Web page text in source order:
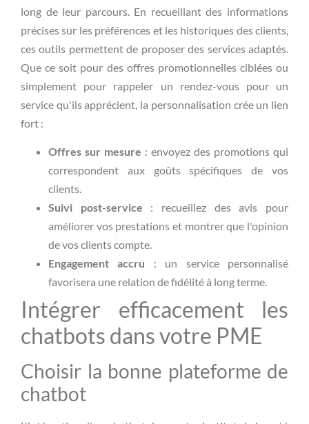
long de leur parcours. En recueillant des informations
précises sur les préférences et les historiques des clients,
ces outils permettent de proposer des services adaptés.
Que ce soit pour des offres promotionnelles ciblées ou
simplement pour rappeler un rendez-vous pour un
service qu'ils apprécient, la personnalisation crée un lien
fort :
Offres sur mesure : envoyez des promotions qui
correspondent aux goûts spécifiques de vos
clients.
Suivi post-service : recueillez des avis pour
améliorer vos prestations et montrer que l'opinion
de vos clients compte.
Engagement accru : un service personnalisé
favorisera une relation de fidélité à long terme.
Intégrer efficacement les
chatbots dans votre PME
Choisir la bonne plateforme de
chatbot